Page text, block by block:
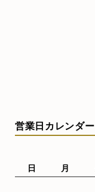
営業日カレンダー
日
月